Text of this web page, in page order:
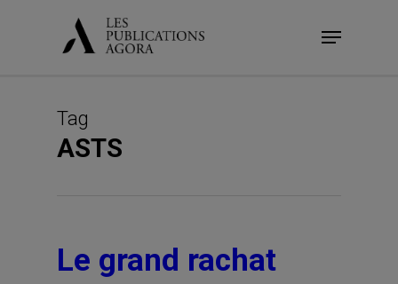
Menu
Tag
ASTS
Le grand rachat